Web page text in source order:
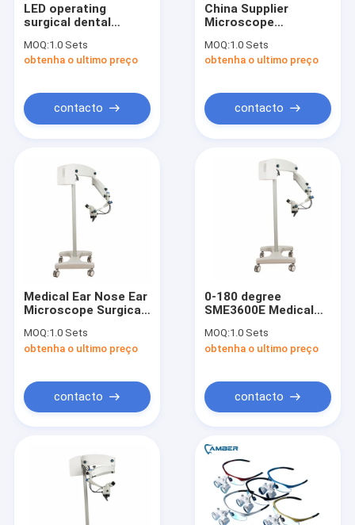
produtos
Quem Somos
LED operating
surgical dental
otolino, dental,
ophthalmology
MOQ:1.0 Sets
obtenha o ultimo preço
contacto
China Supplier
Microscope
Operation
Microscope With Low
MOQ:1.0 Sets
obtenha o ultimo preço
contacto
Medical Ear Nose Ear
Microscope Surgical
Microscope
SME3600E
MOQ:1.0 Sets
obtenha o ultimo preço
contacto
0-180 degree
SME3600E Medical
Led Microscope Ear
Nose Surgical
MOQ:1.0 Sets
obtenha o ultimo preço
contacto